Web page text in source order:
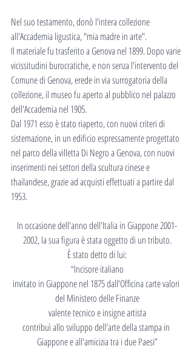
Nel suo testamento, donò l'intera collezione
all'Accademia ligustica, "mia madre in arte".
Il materiale fu trasferito a Genova nel 1899. Dopo varie
vicissitudini burocratiche, e non senza l'intervento del
Comune di Genova, erede in via surrogatoria della
collezione, il museo fu aperto al pubblico nel palazzo
dell'Accademia nel 1905.
Dal 1971 esso è stato riaperto, con nuovi criteri di
sistemazione, in un edificio espressamente progettato
nel parco della villetta Di Negro a Genova, con nuovi
inserimenti nei settori della scultura cinese e
thailandese, grazie ad acquisti effettuati a partire dal
1953.
In occasione dell'anno dell'Italia in Giappone 2001-
2002, la sua figura è stata oggetto di un tributo.
È stato detto di lui:
“Incisore italiano
invitato in Giappone nel 1875 dall'Officina carte valori
del Ministero delle Finanze
valente tecnico e insigne artista
contribuì allo sviluppo dell'arte della stampa in
Giappone e all'amicizia tra i due Paesi”